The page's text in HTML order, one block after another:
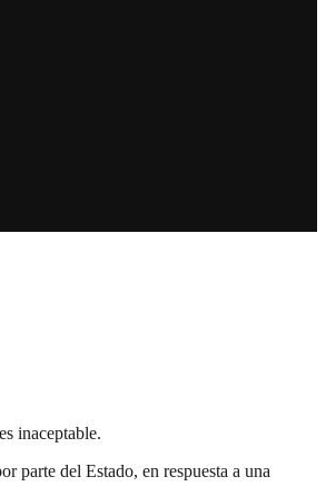
inaceptable.
parte del Estado, en respuesta a una